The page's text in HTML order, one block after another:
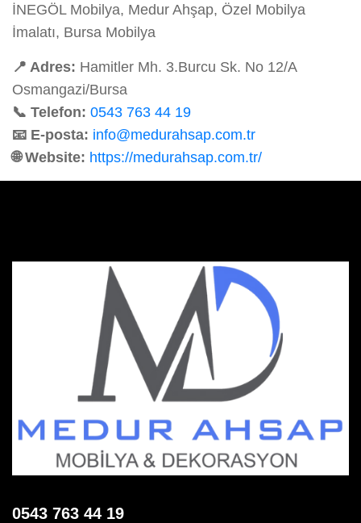
İNEGÖL Mobilya, Medur Ahşap, Özel Mobilya
İmalatı, Bursa Mobilya
📍 Adres: Hamitler Mh. 3.Burcu Sk. No 12/A
Osmangazi/Bursa
📞 Telefon: 0543 763 44 19
📧 E-posta: info@medurahsap.com.tr
🌐 Website: https://medurahsap.com.tr/
0543 763 44 19